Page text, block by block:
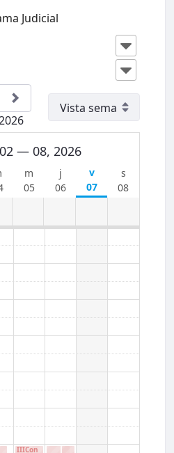
Judicial
— 08, 2026
05 06 07 08
IIICon